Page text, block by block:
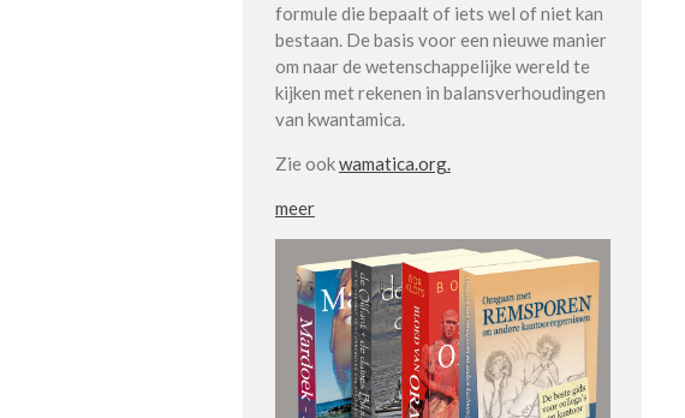
formule die bepaalt of iets wel of niet kan
bestaan. De basis voor een nieuwe manier
om naar de wetenschappelijke wereld te
kijken met rekenen in balansverhoudingen
van kwantamica.
Zie ookwamatica.org.
meer